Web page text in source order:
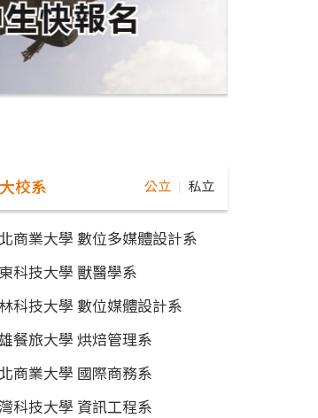
校系 公立 私立
商業大學 數位多媒體設計系
科技大學 獸醫學系
科技大學 數位媒體設計系
餐旅大學 烘焙管理系
商業大學 國際商務系
科技大學 資訊工程系